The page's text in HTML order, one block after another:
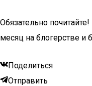
Обязательно
месяц на блогерстве и
Поделиться
Отправить